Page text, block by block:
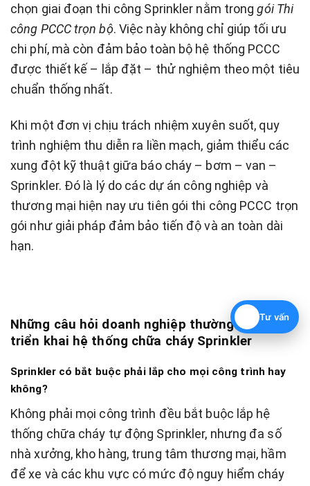
Tư vấn
chọn giai đoạn thi công Sprinkler nằm tronggói Thi
công PCCC trọn bộ. Việc này không chỉ giúp tối ưu
chi phí, mà còn đảm bảo toàn bộ hệ thống PCCC
được thiết kế – lắp đặt – thử nghiệm theo một tiêu
chuẩn thống nhất.
Khi một đơn vị chịu trách nhiệm xuyên suốt, quy
trình nghiệm thu diễn ra liền mạch, giảm thiểu các
xung đột kỹ thuật giữa báo cháy – bơm – van –
Sprinkler. Đó là lý do các dự án công nghiệp và
thương mại hiện nay ưu tiên gói thi công PCCC trọn
gói như giải pháp đảm bảo tiến độ và an toàn dài
hạn.
Những câu hỏi doanh nghiệp thường gặp khi
triển khai hệ thống chữa cháy Sprinkler
Sprinkler có bắt buộc phải lắp cho mọi công trình hay
không?
Không phải mọi công trình đều bắt buộc lắp hệ
thống chữa cháy tự động Sprinkler, nhưng đa số
nhà xưởng, kho hàng, trung tâm thương mại, hầm
để xe và các khu vực có mức độ nguy hiểm cháy